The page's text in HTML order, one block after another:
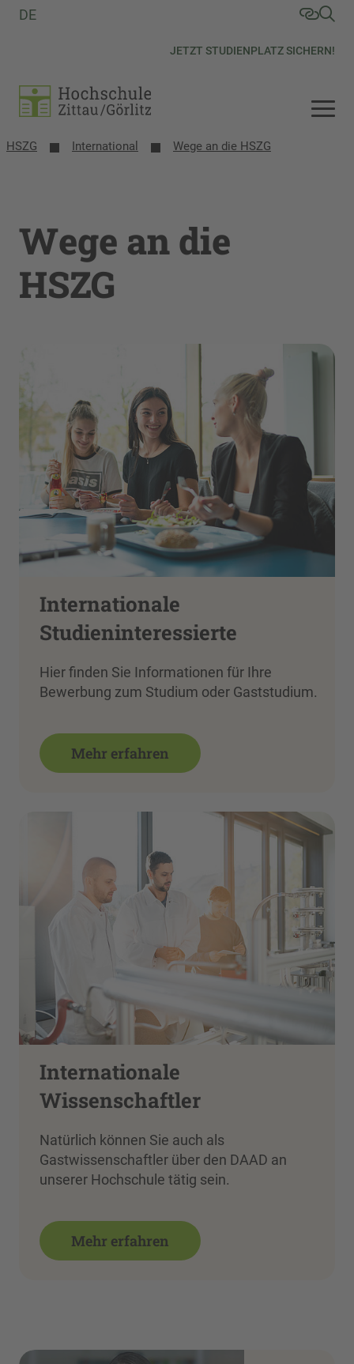
JETZT STUDIENPLATZ SICHERN!
DE
HSZG International Wege an die HSZG
Wege an die
HSZG
Internationale
Studieninteressierte
Hier finden Sie Informationen für Ihre
Bewerbung zum Studium oder Gaststudium.
Mehr erfahren
Internationale
Wissenschaftler
Natürlich können Sie auch als
Gastwissenschaftler über den DAAD an
unserer Hochschule tätig sein.
Mehr erfahren